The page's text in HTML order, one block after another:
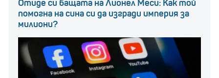
Отиде си бащата на Лионел Меси: Как той
помогна на сина си да изгради империя за
милиони?